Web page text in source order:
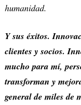
humanidad.
Y sus éxitos.
clientes y socios.
mucho para mí,
transforman y
general de miles de